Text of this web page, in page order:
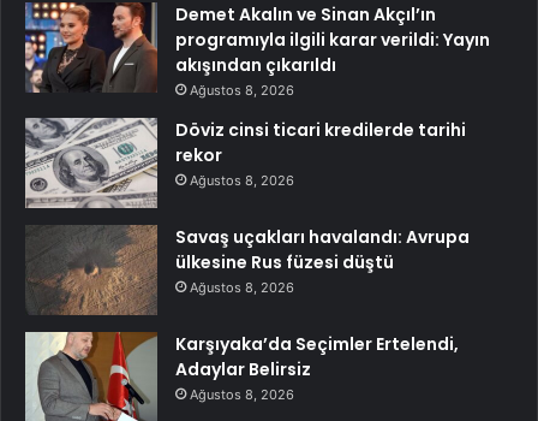
Demet Akalın ve Sinan Akçıl’ın
programıyla ilgili karar verildi: Yayın
akışından çıkarıldı
Ağustos 8, 2026
Döviz cinsi ticari kredilerde tarihi
rekor
Ağustos 8, 2026
Savaş uçakları havalandı: Avrupa
ülkesine Rus füzesi düştü
Ağustos 8, 2026
Karşıyaka’da Seçimler Ertelendi,
Adaylar Belirsiz
Ağustos 8, 2026